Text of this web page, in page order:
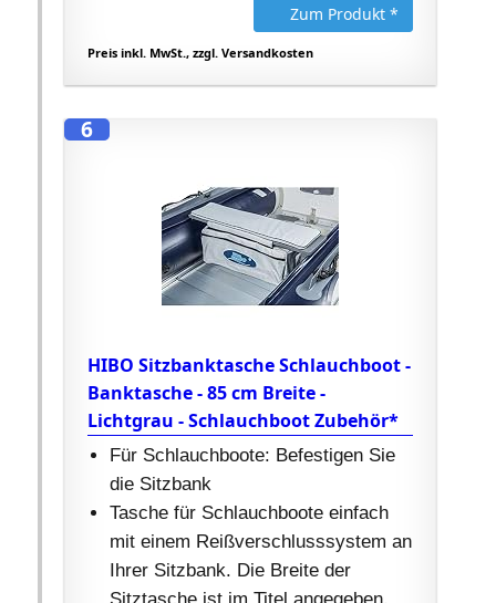
Zum Produkt *
Preis inkl. MwSt., zzgl. Versandkosten
6
HIBO Sitzbanktasche Schlauchboot -
Banktasche - 85 cm Breite -
Lichtgrau - Schlauchboot Zubehör*
Für Schlauchboote: Befestigen Sie
die Sitzbank
Tasche für Schlauchboote einfach
mit einem Reißverschlusssystem an
Ihrer Sitzbank. Die Breite der
Sitztasche ist im Titel angegeben.